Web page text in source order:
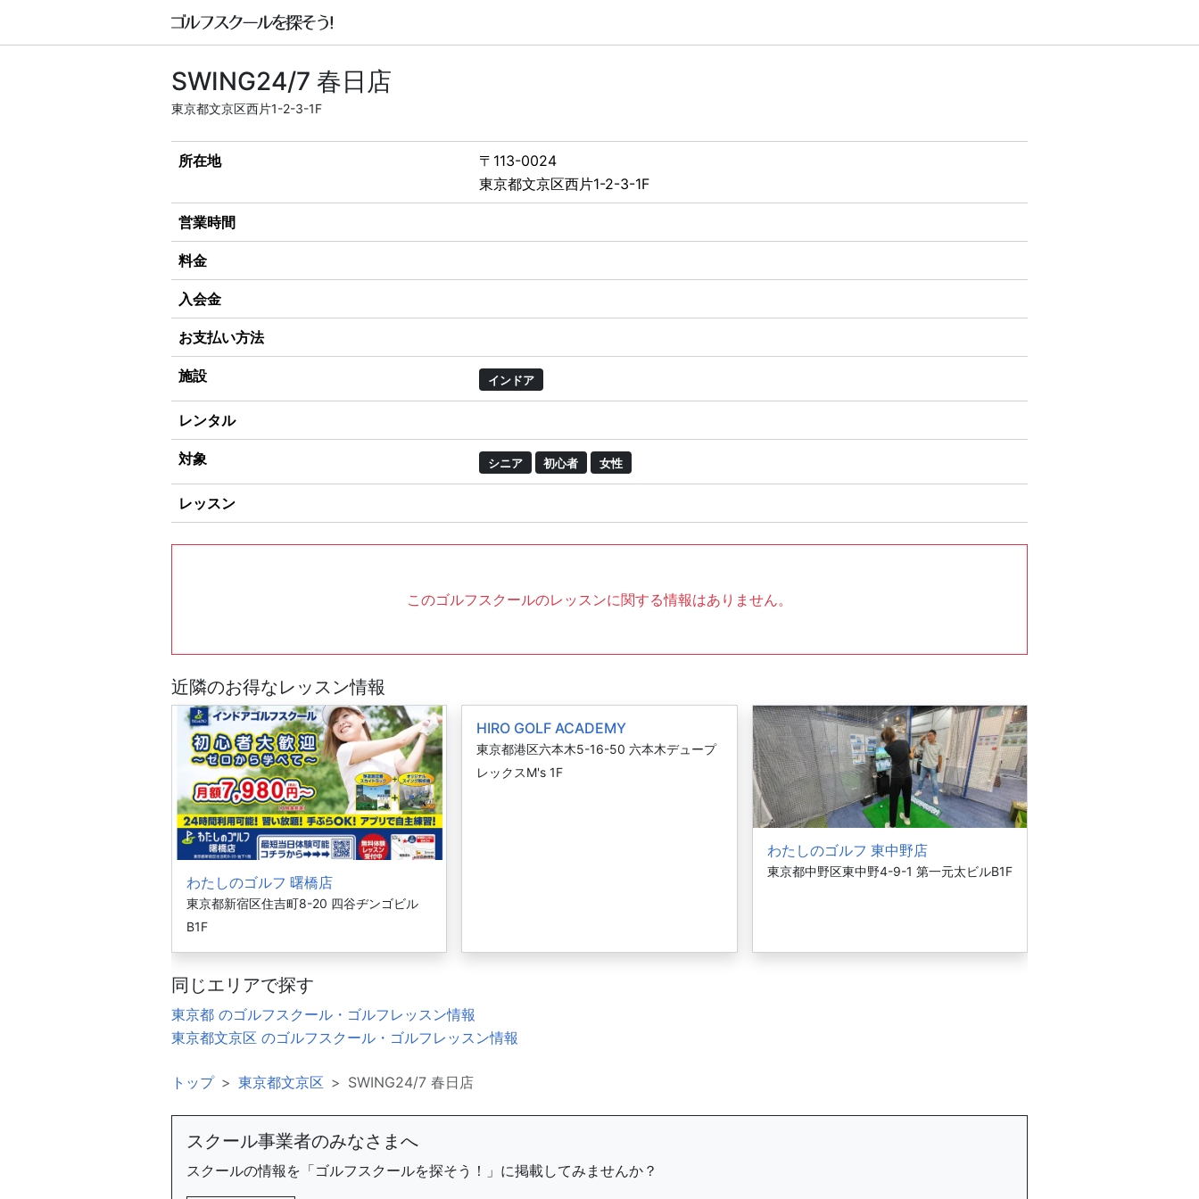
SWING24/7 春日店
東京都文京区西片1-2-3-1F
所在地
〒113-0024
東京都文京区西片1-2-3-1F
営業時間
料金
入会金
お支払い方法
施設 インドア
レンタル
対象 シニア 初心者 女性
レッスン
このゴルフスクールのレッスンに関する情報はありません。
近隣のお得なレッスン情報
わたしのゴルフ 曙橋店
東京都新宿区住吉町8-20 四谷ヂンゴビル
B1F
HIRO GOLF ACADEMY
東京都港区六本木5-16-50 六本木デュープ
レックスM's 1F
わたしのゴルフ 東中野店
東京都中野区東中野4-9-1 第一元太ビルB1F
同じエリアで探す
東京都 のゴルフスクール・ゴルフレッスン情報
東京都文京区 のゴルフスクール・ゴルフレッスン情報
トップ 東京都文京区 SWING24/7 春日店
スクール事業者のみなさまへ
スクールの情報を「ゴルフスクールを探そう！」に掲載してみませんか？